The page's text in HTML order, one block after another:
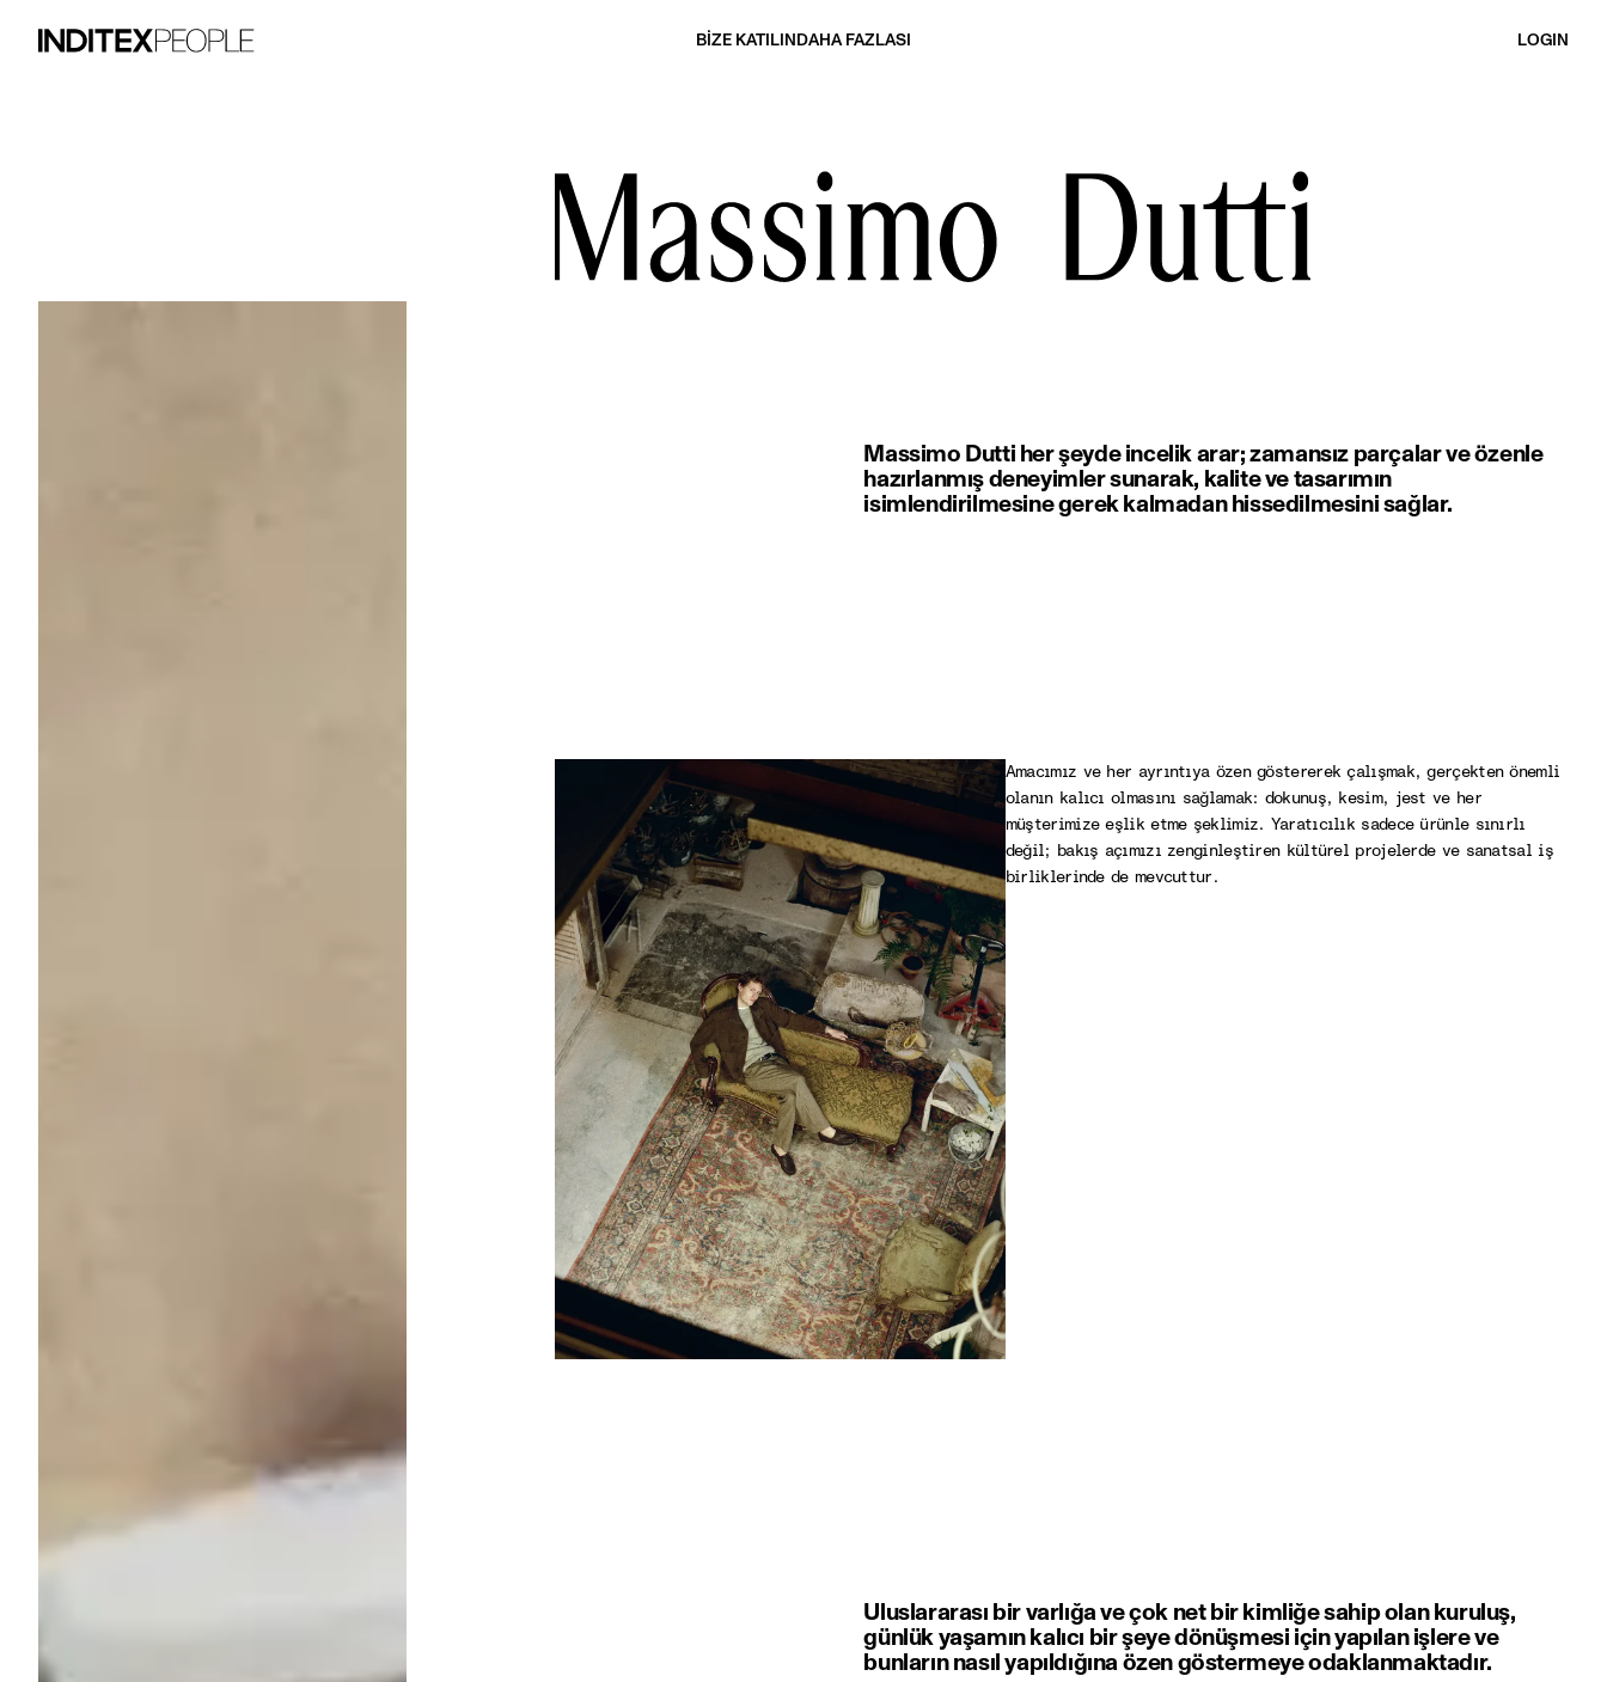
BİZE KATILINDAHA FAZLASI LOGIN
Massimo Dutti her şeyde incelik arar; zamansız parçalar ve özenle
hazırlanmış deneyimler sunarak, kalite ve tasarımın
isimlendirilmesine gerek kalmadan hissedilmesini sağlar.
Amacımız ve her ayrıntıya özen göstererek çalışmak, gerçekten önemli
olanın kalıcı olmasını sağlamak: dokunuş, kesim, jest ve her
müşterimize eşlik etme şeklimiz. Yaratıcılık sadece ürünle sınırlı
değil; bakış açımızı zenginleştiren kültürel projelerde ve sanatsal iş
birliklerinde de mevcuttur.
Uluslararası bir varlığa ve çok net bir kimliğe sahip olan kuruluş,
günlük yaşamın kalıcı bir şeye dönüşmesi için yapılan işlere ve
bunların nasıl yapıldığına özen göstermeye odaklanmaktadır.